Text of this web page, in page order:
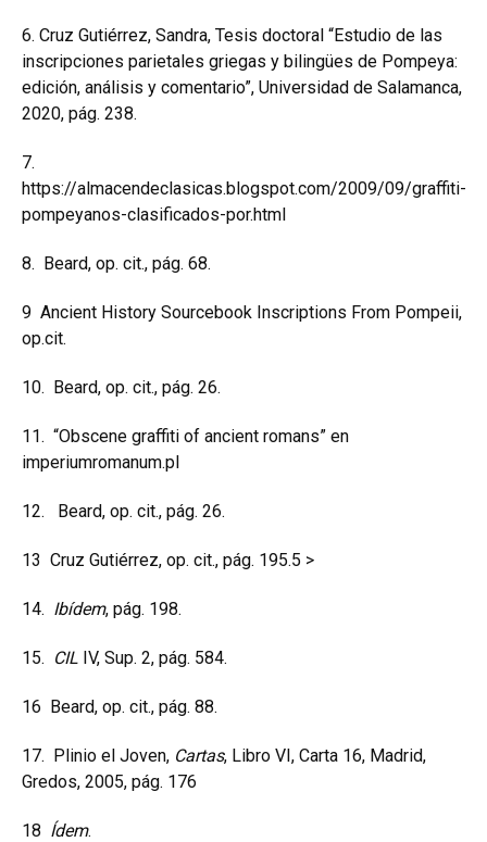
6. Cruz Gutiérrez, Sandra, Tesis doctoral “Estudio de las
inscripciones parietales griegas y bilingües de Pompeya:
edición, análisis y comentario”, Universidad de Salamanca,
2020, pág. 238.
7.
https://almacendeclasicas.blogspot.com/2009/09/graffiti-
pompeyanos-clasificados-por.html
8. Beard, op. cit., pág. 68.
9 Ancient History Sourcebook Inscriptions From Pompeii,
op.cit.
10. Beard, op. cit., pág. 26.
11. “Obscene graffiti of ancient romans” en
imperiumromanum.pl
12. Beard, op. cit., pág. 26.
13 Cruz Gutiérrez, op. cit., pág. 195.5 >
14. Ibídem, pág. 198.
15. CIL IV, Sup. 2, pág. 584.
16 Beard, op. cit., pág. 88.
17. Plinio el Joven, Cartas, Libro VI, Carta 16, Madrid,
Gredos, 2005, pág. 176
18 Ídem.